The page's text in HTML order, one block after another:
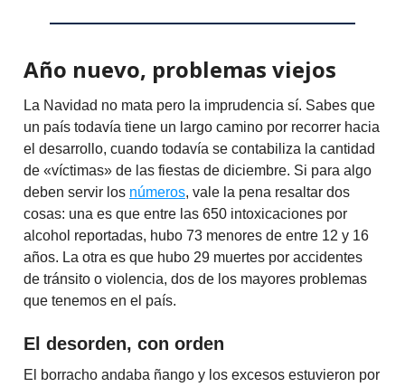
Año nuevo, problemas viejos
La Navidad no mata pero la imprudencia sí. Sabes que
un país todavía tiene un largo camino por recorrer hacia
el desarrollo, cuando todavía se contabiliza la cantidad
de «víctimas» de las fiestas de diciembre. Si para algo
deben servir los números, vale la pena resaltar dos
cosas: una es que entre las 650 intoxicaciones por
alcohol reportadas, hubo 73 menores de entre 12 y 16
años. La otra es que hubo 29 muertes por accidentes
de tránsito o violencia, dos de los mayores problemas
que tenemos en el país.
El desorden, con orden
El borracho andaba ñango y los excesos estuvieron por